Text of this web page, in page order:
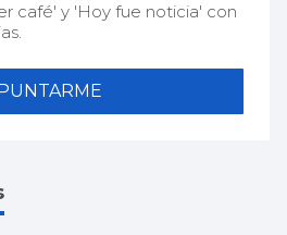
café' y 'Hoy fue noticia' con